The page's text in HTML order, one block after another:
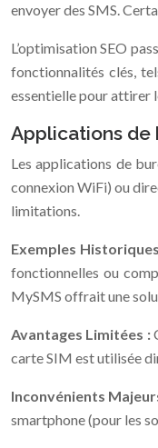
envoyer des SMS.
L’optimisation SEO
fonctionnalités clés,
essentielle pour attirer
Applications de
Les applications de
connexion WiFi) ou
limitations.
Exemples
fonctionnelles ou
MySMS offrait une
Avantages Limitées :
carte SIM est utilisée
Inconvénients
smartphone (pour les